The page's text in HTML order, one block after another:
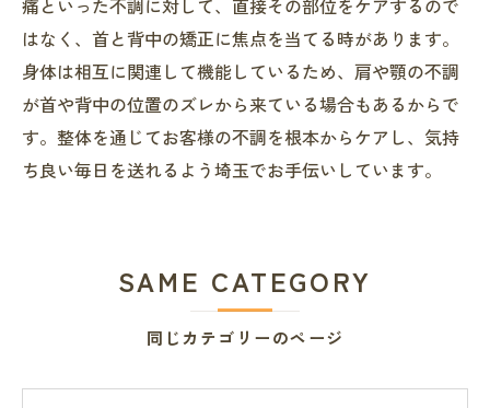
はなく、首と背中の矯正に焦点を当てる時があります。
身体は相互に関連して機能しているため、肩や顎の不調
が首や背中の位置のズレから来ている場合もあるからで
す。整体を通じてお客様の不調を根本からケアし、気持
ち良い毎日を送れるよう埼玉でお手伝いしています。
同じカテゴリーのページ
SAME CATEGORY